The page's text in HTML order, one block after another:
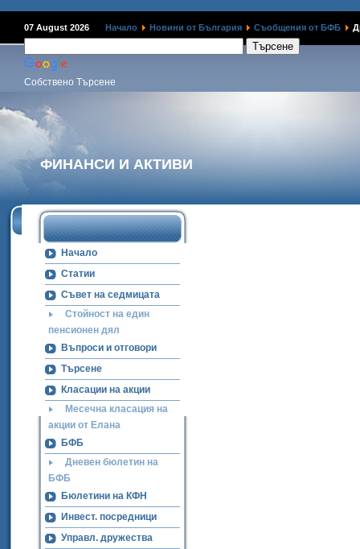
07 August 2026 Начало Новини от България Съобщения от БФБ
Собствено Търсене
ФИНАНСИ И АКТИВИ
Начало
Статии
Съвет на седмицата
Стойност на един
пенсионен дял
Въпроси и отговори
Търсене
Класации на акции
Месечна класация на
акции от Елана
БФБ
Дневен бюлетин на
БФБ
Бюлетини на КФН
Инвест. посредници
Управл. дружества